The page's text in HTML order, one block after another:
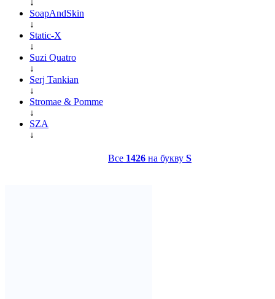
SoapAndSkin
↓
Static-X
↓
Suzi Quatro
↓
Serj Tankian
↓
Stromae & Pomme
↓
SZA
↓
Все 1426 на букву S